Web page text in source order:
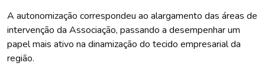
A autonomização correspondeu ao alargamento das áreas de
intervenção da Associação, passando a desempenhar um
papel mais ativo na dinamização do tecido empresarial da
região.